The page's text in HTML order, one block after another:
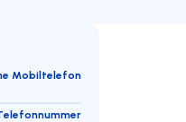
Mobiltelefon